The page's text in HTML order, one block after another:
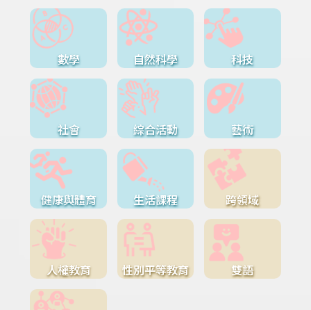
數學 自然科學 科技
社會 綜合活動 藝術
健康與體育 生活課程 跨領域
人權教育 性別平等教育 雙語